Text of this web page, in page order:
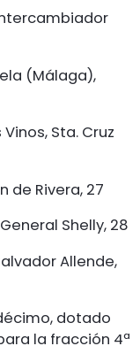
(Málaga),
Sta. Cruz
de Rivera, 27
Shelly, 28
Allende,
dotado
la fracción 4ª